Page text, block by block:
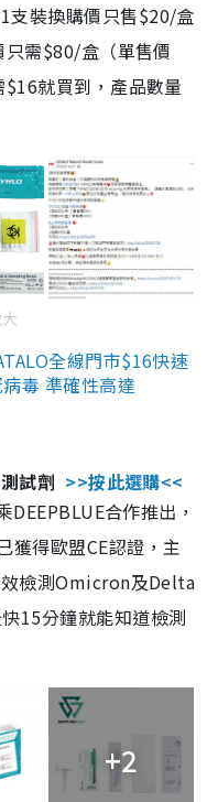
支裝換購價只售$20/盒
只需$80/盒（單售價
就買到，產品數量
全線門市$16快速
毒 準確性高達
試劑 >>按此選購<<
合作推出，
獲得歐盟CE認證，主
檢測Omicron及Delta
15分鐘就能知道檢測
+2